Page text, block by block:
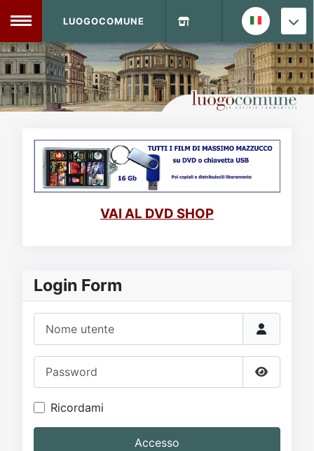
MENU
Home
DVD Shop
Sito
Forum
LUOGOCOMUNE
VAI AL DVD SHOP
Login Form
Mostra
Ricordami
Accesso